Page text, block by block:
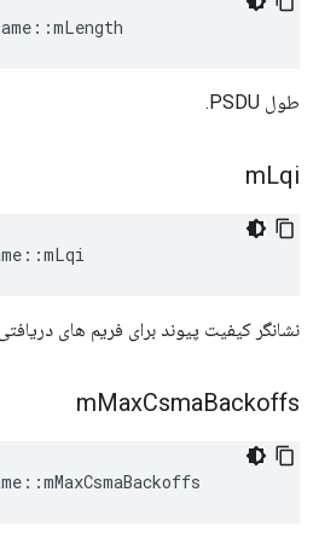
::mLength
طول PSDU.
mLqi
::mLqi
نشانگر کیفیت پیوند برای فریم های
mMaxCsmaBackoffs
::mMaxCsmaBackoffs